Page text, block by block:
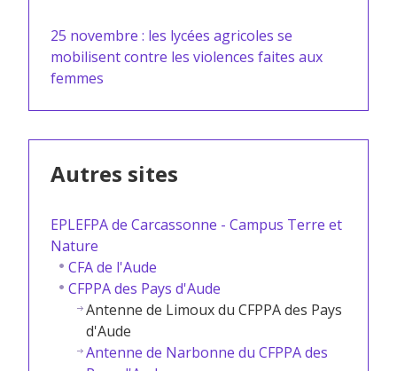
25 novembre : les lycées agricoles se
mobilisent contre les violences faites aux
femmes
Autres sites
EPLEFPA de Carcassonne - Campus Terre et
Nature
CFA de l'Aude
CFPPA des Pays d'Aude
Antenne de Limoux du CFPPA des Pays
d'Aude
Antenne de Narbonne du CFPPA des